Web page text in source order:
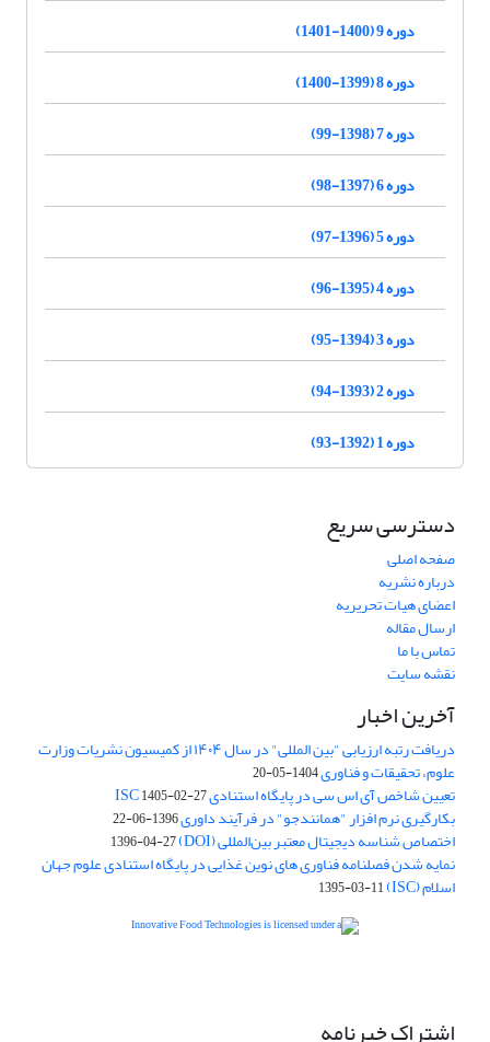
دوره 9 (1400-1401)
دوره 8 (1399-1400)
دوره 7 (1398-99)
دوره 6 (1397-98)
دوره 5 (1396-97)
دوره 4 (1395-96)
دوره 3 (1394-95)
دوره 2 (1393-94)
دوره 1 (1392-93)
دسترسی سریع
صفحه اصلی
درباره نشریه
اعضای هیات تحریریه
ارسال مقاله
تماس با ما
نقشه سایت
آخرین اخبار
دریافت رتبه ارزیابی "بین المللی" در سال ۱۴۰۴ از کمیسیون نشریات وزارت
علوم، تحقیقات و فناوری1404-05-20
تعیین شاخص آی اس سی در پایگاه استنادی ISC1405-02-27
بکارگیری نرم افزار "همانندجو" در فرآیند داوری1396-06-22
اختصاص شناسه دیجیتال معتبر بین‌المللی (DOI) 1396-04-27
نمایه شدن فصلنامه فناوری های نوین غذایی در پایگاه استنادی علوم جهان
اسلام (ISC) 1395-03-11
اشتراک خبرنامه